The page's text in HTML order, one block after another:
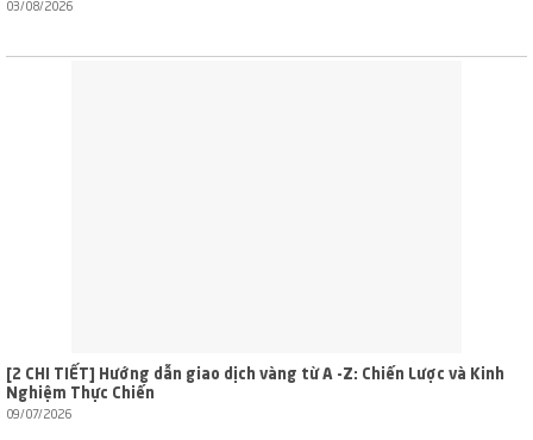
03/08/2026
[2 CHI TIẾT] Hướng dẫn giao dịch vàng từ A -Z: Chiến Lược và Kinh
Nghiệm Thực Chiến
09/07/2026